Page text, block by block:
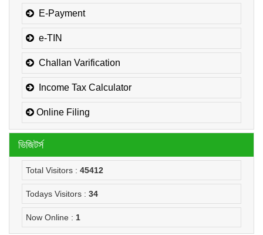
E-Payment
e-TIN
Challan Varification
Income Tax Calculator
Online Filing
ভিজিটর্স
Total Visitors : 45412
Todays Visitors : 34
Now Online : 1